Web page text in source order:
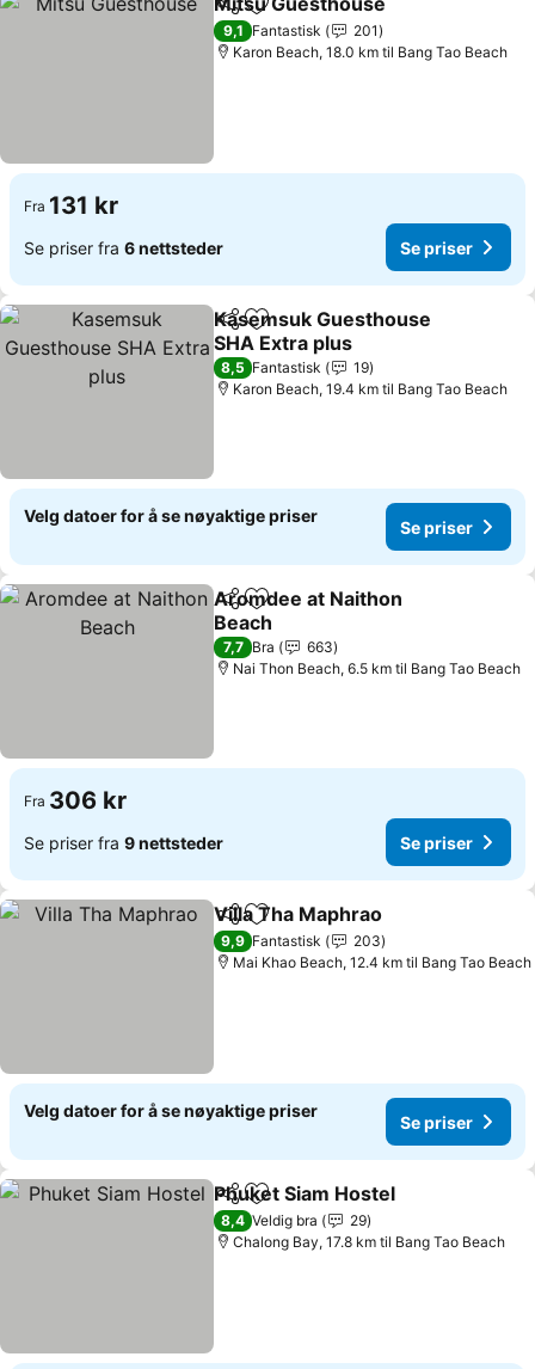
Del Legg til i favoritter
9,1 Fantastisk
201
Karon Beach, 18.0 km til Bang Tao Beach
Fra 131 kr
Se priser fra 6 nettsteder Se priser
Del Legg til i favoritter
Kasemsuk Guesthouse
SHA Extra plus
Se priser
8,5 Fantastisk
19
Karon Beach, 19.4 km til Bang Tao Beach
Velg datoer for å se nøyaktige priser
Se priser
Del Legg til i favoritter
Aromdee at Naithon
Beach
Se priser
7,7 Bra
663
Nai Thon Beach, 6.5 km til Bang Tao Beach
Fra 306 kr
Se priser fra 9 nettsteder Se priser
Del Legg til i favoritter
Villa Tha Maphrao
9,9 Fantastisk
203
Mai Khao Beach, 12.4 km til Bang Tao Beach
Velg datoer for å se nøyaktige priser
Se priser
Del Legg til i favoritter
Phuket Siam Hostel
8,4 Veldig bra
29
Chalong Bay, 17.8 km til Bang Tao Beach